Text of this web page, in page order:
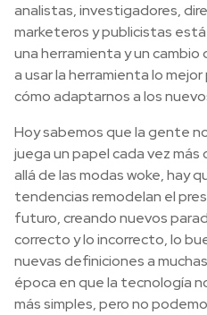
analistas, investigadores,
marketeros y publicistas
una herramienta y un
a usar la herramienta lo
cómo adaptarnos a los
Hoy sabemos que la gente
juega un papel cada vez
allá de las modas woke, hay
tendencias remodelan el
futuro, creando nuevos
correcto y lo incorrecto, lo
nuevas definiciones a
época en que la tecnología
más simples, pero no